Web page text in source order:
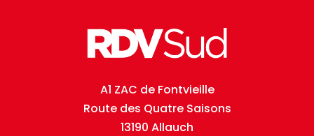
A1 ZAC de Fontvieille
Route des Quatre Saisons
13190 Allauch